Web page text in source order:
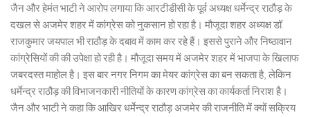
जैन और हेमंत भाटी ने आरोप लगाया कि आरटीडीसी के पूर्व अध्यक्ष धर्मेन्द्र राठौड़ के
दखल से अजमेर शहर में कांग्रेस को नुकसान हो रहा है। मौजूदा शहर अध्यक्ष डॉ.
राजकुमार जयपाल भी राठौड़ के दबाव में काम कर रहे हैं। इससे पुराने और निष्ठावान
कांग्रेसियों की की उपेक्षा हो रही है। मौजूदा समय में अजमेर शहर में भाजपा के खिलाफ
जबरदस्त माहोल है। इस बार नगर निगम का मेयर कांग्रेस का बन सकता है, लेकिन
धर्मेन्द्र राठौड़ की विभाजनकारी नीतियों के कारण कांग्रेस का कार्यकर्ता निराश है।
जैन और भाटी ने कहा कि आखिर धर्मेन्द्र राठौड़ अजमेर की राजनीति में क्यों सक्रिय